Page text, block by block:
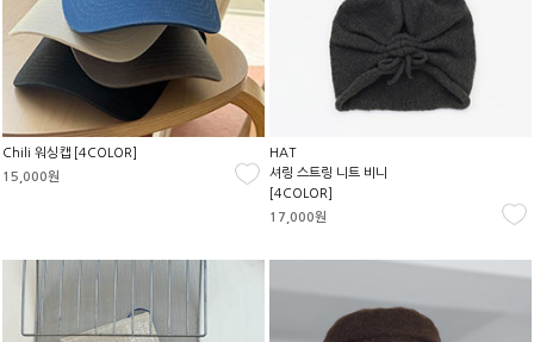
Chili 워싱캡 [4COLOR]
15,000원
HAT
셔링 스트링 니트 비니
[4COLOR]
17,000원